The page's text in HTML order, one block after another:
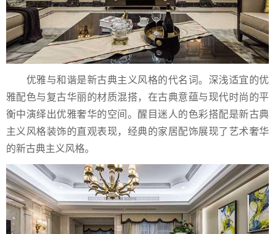
优雅与和谐是新古典主义风格的代名词。深浅适宜的优
雅配色与复古华丽的材质混搭，在古典意蕴与现代时尚的平
衡中演绎出优雅奢华的空间。醒目迷人的色彩搭配是新古典
主义风格装饰的直观表现，经典的家居配饰展现了艺术奢华
的新古典主义风格。